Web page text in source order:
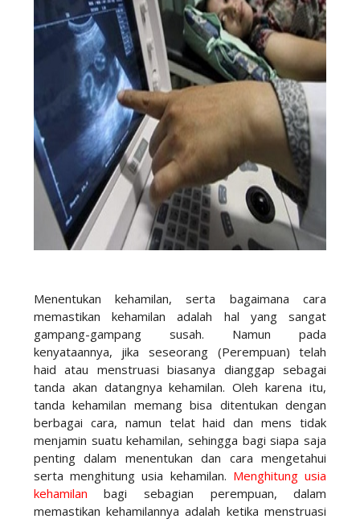
Menentukan kehamilan, serta bagaimana cara
memastikan kehamilan adalah hal yang sangat
gampang-gampang susah. Namun pada
kenyataannya, jika seseorang (Perempuan) telah
haid atau menstruasi biasanya dianggap sebagai
tanda akan datangnya kehamilan. Oleh karena itu,
tanda kehamilan memang bisa ditentukan dengan
berbagai cara, namun telat haid dan mens tidak
menjamin suatu kehamilan, sehingga bagi siapa saja
penting dalam menentukan dan cara mengetahui
serta menghitung usia kehamilan. Menghitung usia
kehamilan bagi sebagian perempuan, dalam
memastikan kehamilannya adalah ketika menstruasi